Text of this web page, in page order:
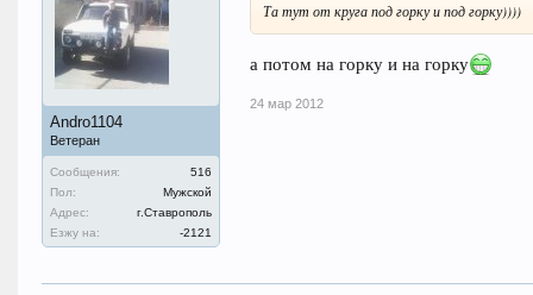
Andro1104
Ветеран
Сообщения:
516
Пол:
Мужской
Адрес:
г.Ставрополь
Езжу на:
-2121
Та тут от круга под горку и под горку))))
а потом на горку и на горку
24 мар 2012